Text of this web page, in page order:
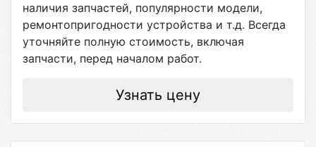
наличия запчастей, популярности модели,
ремонтопригодности устройства и т.д. Всегда
уточняйте полную стоимость, включая
запчасти, перед началом работ.
Узнать цену